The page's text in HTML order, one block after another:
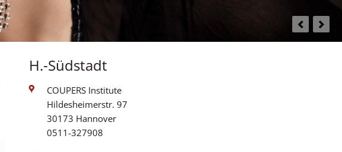
H.-Südstadt
COUPERS Institute
Hildesheimerstr. 97
30173 Hannover
0511-327908